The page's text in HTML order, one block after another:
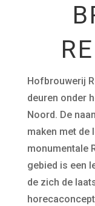
Hofbrouwerij
deuren onder
Noord. De
maken met de
monumentale
gebied is een
de zich de